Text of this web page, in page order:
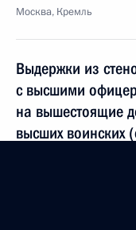
Москва, Кремль
Выдержки из
с высшими
на вышестоящие
высших воинских